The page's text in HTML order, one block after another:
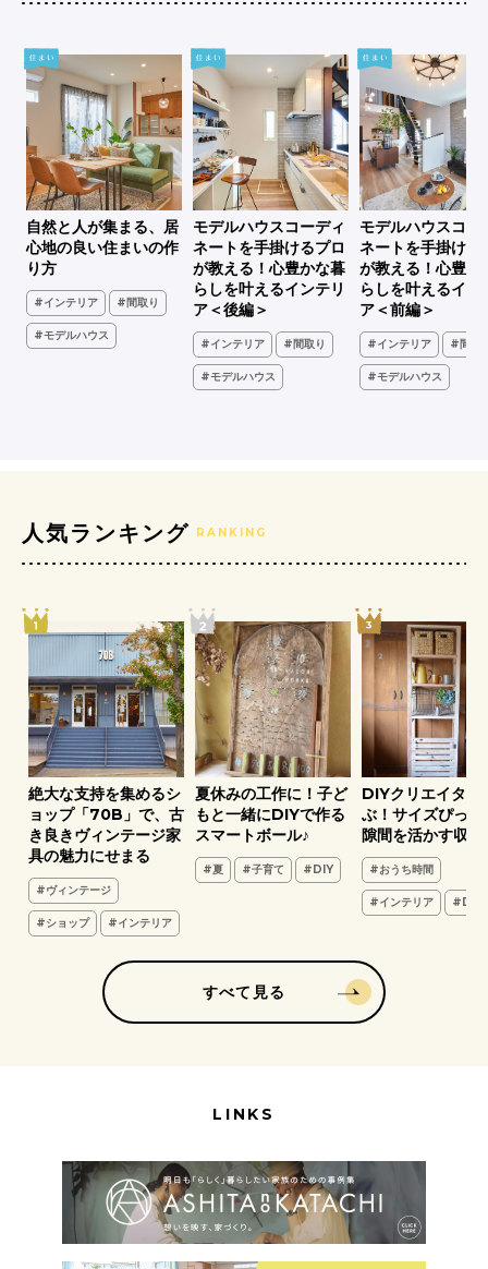
自然と人が集まる、居
心地の良い住まいの作
り方
#インテリア #間取り
#モデルハウス
モデルハウスコーディ
ネートを手掛けるプロ
が教える！心豊かな暮
らしを叶えるインテリ
ア＜後編＞
#インテリア #間取り
#モデルハウス
モデルハウスコー
ネートを手掛ける
が教える！心豊か
らしを叶えるイン
ア＜前編＞
#インテリア #間取
#モデルハウス
人気ランキング RANKING
絶大な支持を集めるシ
ョップ「70B」で、古
き良きヴィンテージ家
具の魅力にせまる
#ヴィンテージ
#ショップ #インテリア
夏休みの工作に！子ど
もと一緒にDIYで作る
スマートボール♪
#夏 #子育て #DIY
DIYクリエイター
ぶ！サイズぴった
隙間を活かす収納
#おうち時間
#インテリア #DIY
すべて見る
LINKS